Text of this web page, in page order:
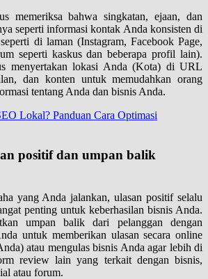
memeriksa bahwa singkatan, ejaan, dan
seperti informasi kontak Anda konsisten di
di laman (Instagram, Facebook Page,
seperti kaskus dan beberapa profil lain).
menyertakan lokasi Anda (Kota) di URL
dan konten untuk memudahkan orang
tentang Anda dan bisnis Anda.
Lokal? Panduan Cara Optimasi
positif dan umpan balik
yang Anda jalankan, ulasan positif selalu
penting untuk keberhasilan bisnis Anda.
umpan balik dari pelanggan dengan
untuk memberikan ulasan secara online
atau mengulas bisnis Anda agar lebih di
review lain yang terkait dengan bisnis,
atau forum.